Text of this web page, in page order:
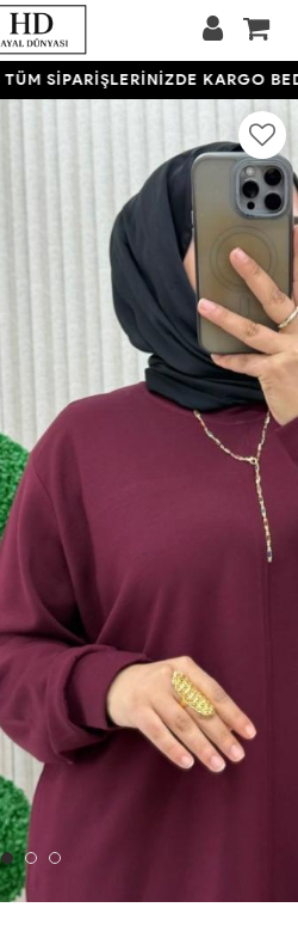
TÜM SİPARİŞLERİNİZDE KARGO